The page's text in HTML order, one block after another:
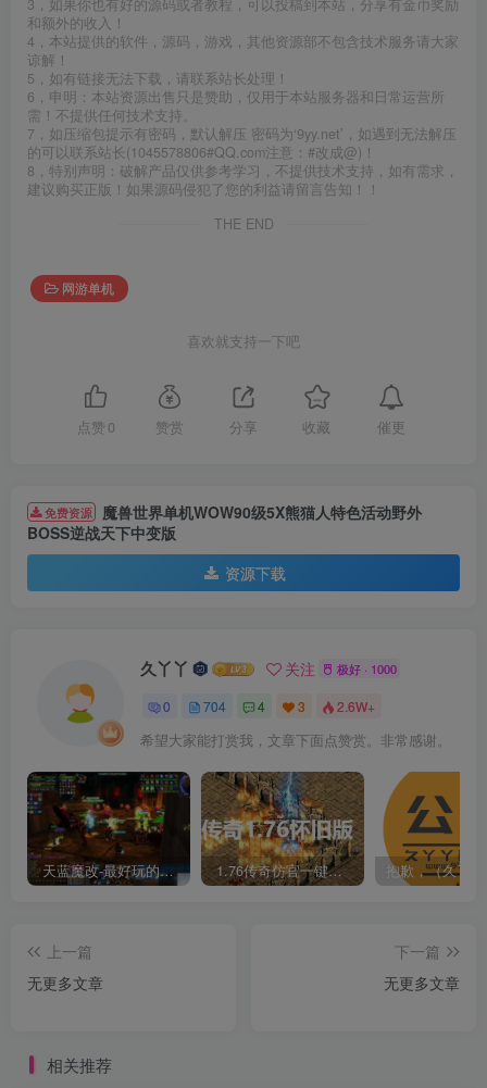
3，如果你也有好的源码或者教程，可以投稿到本站，分享有金币奖励
和额外的收入！
4，本站提供的软件，源码，游戏，其他资源部不包含技术服务请大家
谅解！
5，如有链接无法下载，请联系站长处理！
6，申明：本站资源出售只是赞助，仅用于本站服务器和日常运营所
需！不提供任何技术支持。
7，如压缩包提示有密码，默认解压 密码为‘9yy.net’，如遇到无法解压
的可以联系站长(1045578806#QQ.com注意：#改成@)！
8，特别声明：破解产品仅供参考学习，不提供技术支持，如有需求，
建议购买正版！如果源码侵犯了您的利益请留言告知！！
THE END
网游单机
喜欢就支持一下吧
点赞 0 赞赏 分享 收藏 催更
免费资源
魔兽世界单机WOW90级5X熊猫人特色活动野外
BOSS逆战天下中变版
资源下载
久丫丫 关注 极好 · 1000
0 704 4 3 2.6W+
希望大家能打赏我，文章下面点赞赏。非常感谢。
天蓝魔改-最好玩的魔兽世界巫妖王V335精品单机端【最智能的机器人】 1.76传奇仿官一键启动无后台和辅助究极肝传奇
上一篇
无更多文章
下一篇
无更多文章
相关推荐